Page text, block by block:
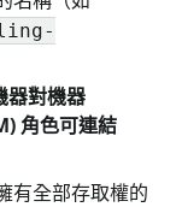
器對機器
角色可連結
有全部存取權的